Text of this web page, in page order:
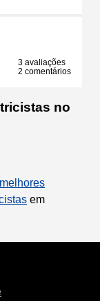
3 avaliações
2 comentários
no
melhores
em